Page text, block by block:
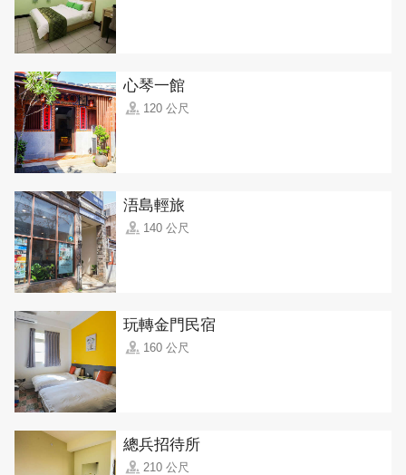
心琴一館
120 公尺
浯島輕旅
140 公尺
玩轉金門民宿
160 公尺
總兵招待所
210 公尺